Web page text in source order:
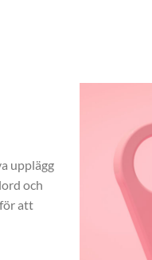
upplägg
och
att